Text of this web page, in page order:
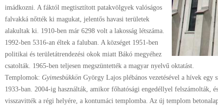
imádkozni. A fáktól megtisztított patakvölgyek valóságos
falvakká nőtték ki magukat, jelentős havasi területek
alakultak ki. 1910-ben már 6298 volt a lakosság létszáma.
1992-ben 5316-an éltek a faluban. A községet 1951-ben
politikai és területátrendezési okok miatt Bákó megyéhez
csatolták. 1965-ben teljesen megszüntették a magyar nyelvű oktatást.
Templomok: Gyimesbükkön György Lajos plébános vezetésével a hívek egy
1933-ban. 2004-ig használták, amikor főhatósági engedéllyel felszámolták,
visszavitték a régi helyére, a kontumáci templomba. Az új templom